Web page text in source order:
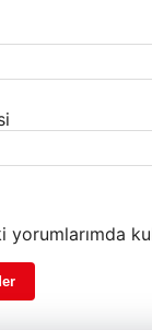
yorumlarımda